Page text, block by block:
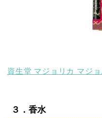
資生堂 マジョリカ マジ
３．香水